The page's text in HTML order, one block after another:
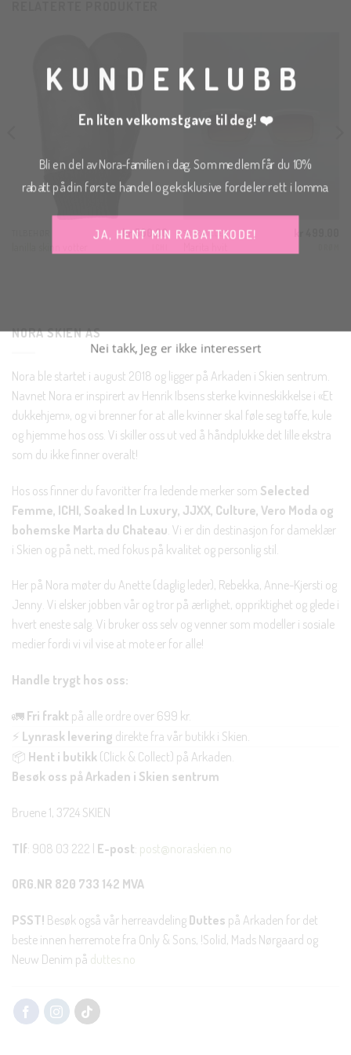
kr500.00 SOLBRILLER
NORA SKIEN AS
Nora ble startet i august 2018 og ligger på Arkaden i Skien sentrum.
Navnet Nora er inspirert av Henrik Ibsens sterke kvinneskikkelse i «Et
dukkehjem», og vi brenner for at alle kvinner skal føle seg tøffe, kule
og hjemme hos oss. Vi skiller oss ut ved å håndplukke det lille ekstra
som du ikke finner overalt!
Hos oss finner du favoritter fra ledende merker som Selected
Femme, ICHI, Soaked In Luxury, JJXX, Culture, Vero Moda og
bohemske Marta du Chateau . Vi er din destinasjon for dameklær
i Skien og på nett, med fokus på kvalitet og personlig stil.
Her på Nora møter du Anette (daglig leder), Rebekka, Anne-Kjersti og
Jenny. Vi elsker jobben vår og tror på ærlighet, oppriktighet og glede i
hvert eneste salg. Vi bruker oss selv og venner som modeller i sosiale
medier fordi vi vil vise at mote er for alle!
Handle trygt hos oss:
🚛 Fri frakt på alle ordre over 699 kr.
⚡ Lynrask levering direkte fra vår butikk i Skien.
📦 Hent i butikk (Click & Collect) på Arkaden.
Besøk oss på Arkaden i Skien sentrum
Bruene 1, 3724 SKIEN
Tlf: 908 03 222 | E-post: post@noraskien.no
ORG.NR 820 733 142 MVA
PSST! Besøk også vår herreavdeling Duttes på Arkaden for det
beste innen herremote fra Only & Sons, !Solid, Mads Nørgaard og
Neuw Denim på duttes.no
KUNDEKLUBB
En liten velkomstgave til deg! ❤️
Bli en del av Nora-familien i dag. Som medlem får du 10%
rabatt på din første handel og eksklusive fordeler rett i lomma.
Nei takk, Jeg er ikke interessert